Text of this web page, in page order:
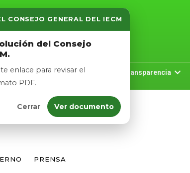
CONSEJO GENERAL DEL IECM
del Consejo
enlace para revisar el
PDF.
Cerrar Ver documento
Logros Noticias Transparencia
PRENSA